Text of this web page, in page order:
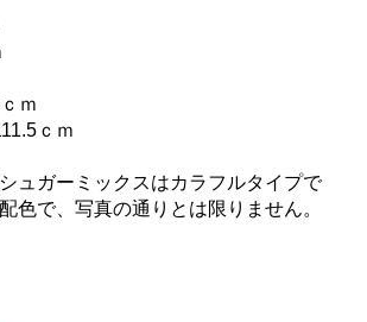
ｍ
ｃｍ
ュガーミックスはカラフルタイプで
色で、写真の通りとは限りません。